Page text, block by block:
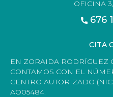
OFICINA
676
CITA
EN ZORAIDA RODRÍGUEZ
CONTAMOS CON EL
CENTRO AUTORIZADO
AO05484.